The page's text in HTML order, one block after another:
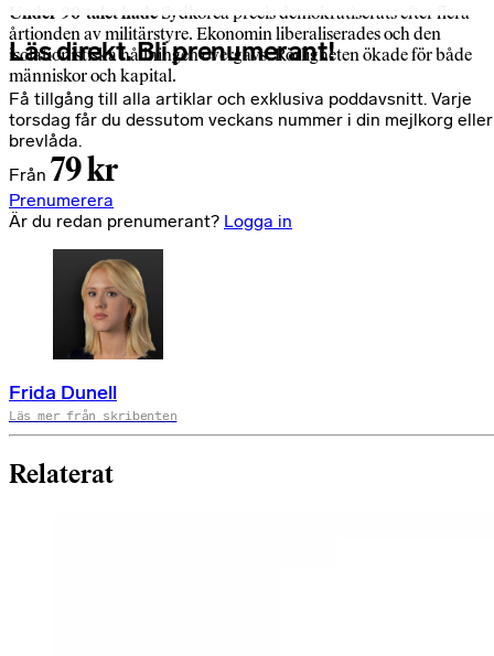
Under 90-talet hade Sydkorea precis demokratiserats efter flera
årtionden av militärstyre. Ekonomin liberaliserades och den
isolationistiska hållningen övergavs. Rörligheten ökade för både
människor och kapital.
Läs direkt. Bli prenumerant!
Få tillgång till alla artiklar och exklusiva poddavsnitt. Varje
torsdag får du dessutom veckans nummer i din mejlkorg eller
brevlåda.
Från 79 kr
Prenumerera
Är du redan prenumerant? Logga in
Frida Dunell
Läs mer från skribenten
Relaterat